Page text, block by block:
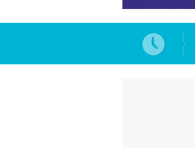
в юридических